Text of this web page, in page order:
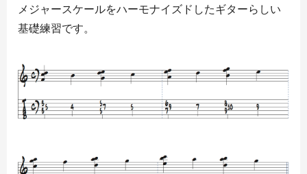
メジャースケールをハーモナイズドしたギターらしい
基礎練習です。